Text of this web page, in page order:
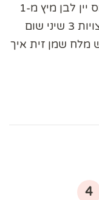
דג אחר ) פלפל שחור גרוס 1/2 כוס יין לבן מיץ מ-1
לימון טרי 10-15 עגבניות שרי חצויות 3 שיני שום
מלח שמן זית איך
עמוד
4